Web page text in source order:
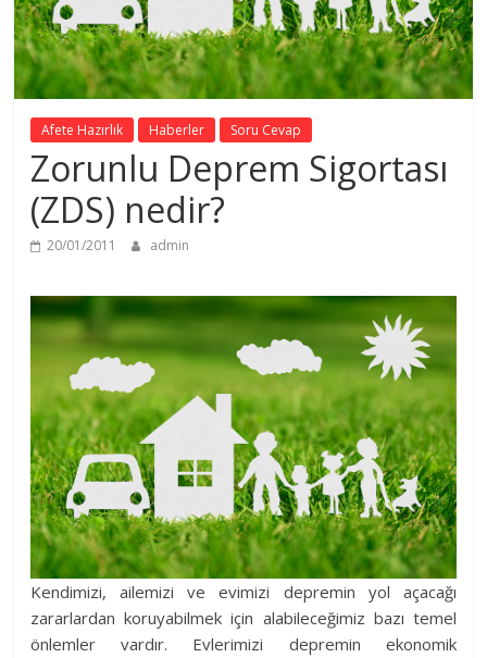
Afete Hazırlık Haberler Soru Cevap
Zorunlu Deprem Sigortası
(ZDS) nedir?
20/01/2011 admin
Kendimizi, ailemizi ve evimizi depremin yol açacağı
zararlardan koruyabilmek için alabileceğimiz bazı temel
önlemler vardır. Evlerimizi depremin ekonomik